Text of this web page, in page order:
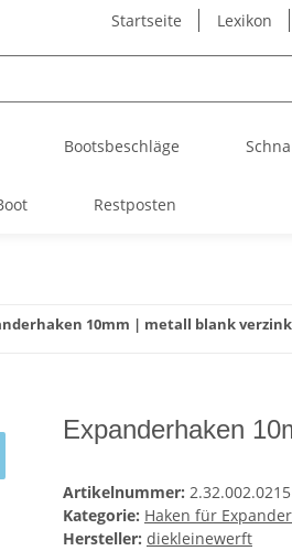
Startseite Lexikon
Bootsbeschläge
Restposten
10mm | metall blank
Expanderhaken
Artikelnummer: 2.32.002.0215
Kategorie: Haken für
Hersteller: diekleinewerft